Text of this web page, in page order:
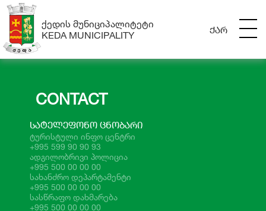
ᲥᲔᲓᲘᲡ ᲛᲣᲜᲘᲪᲘᲞᲐᲚᲘᲢᲔᲢᲘ
KEDA MUNICIPALITY
ᲥᲐᲠ
CONTACT
ᲡᲐᲢᲔᲚᲔᲤᲝᲜᲝ ᲪᲜᲝᲑᲐᲠᲘ
ტურისტული ინფო ცენტრი
+995 599 90 90 93
ადგილობრივი პოლიცია
+995 500 00 00 00
სახანძრო დეპარტამენტი
+995 500 00 00 00
სასწრაფო დახმარება
+995 500 00 00 00